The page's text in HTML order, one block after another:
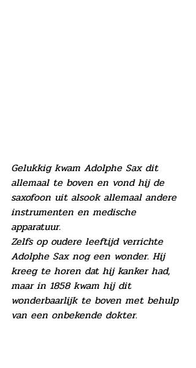
Gelukkig kwam Adolphe Sax dit
allemaal te boven en vond hij de
saxofoon uit alsook allemaal andere
instrumenten en medische
apparatuur.
Zelfs op oudere leeftijd verrichte
Adolphe Sax nog een wonder. Hij
kreeg te horen dat hij kanker had,
maar in 1858 kwam hij dit
wonderbaarlijk te boven met behulp
van een onbekende dokter.